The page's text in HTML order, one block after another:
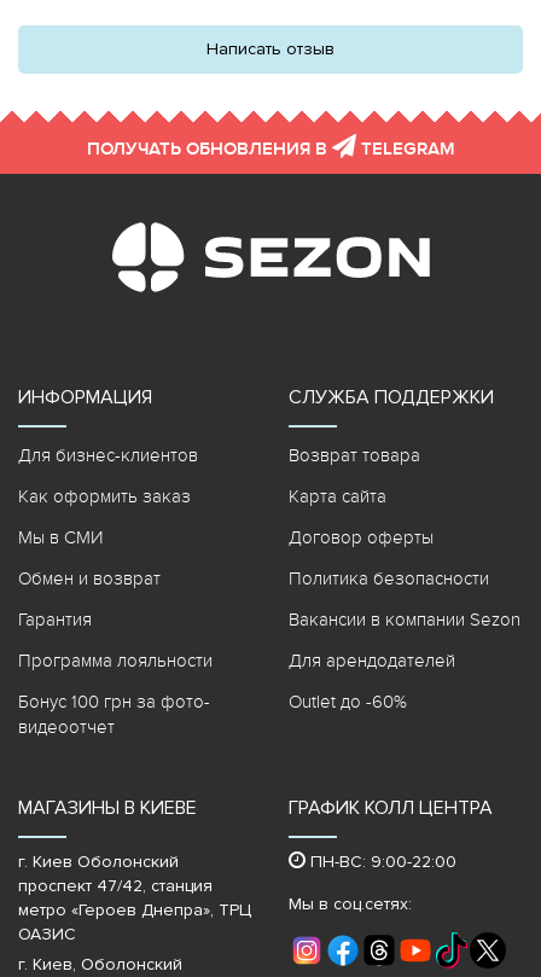
Написать отзыв
ПОЛУЧАТЬ ОБНОВЛЕНИЯ В TELEGRAM
ИНФОРМАЦИЯ
Для бизнес-клиентов
Как оформить заказ
Мы в СМИ
Обмен и возврат
Гарантия
Программа лояльности
Бонус 100 грн за фото-
видеоотчет
СЛУЖБА ПОДДЕРЖКИ
Возврат товара
Карта сайта
Договор оферты
Политика безопасности
Вакансии в компании Sezon
Для арендодателей
Outlet до -60%
МАГАЗИНЫ В КИЕВЕ
г. Киев Оболонский
проспект 47/42, станция
метро «Героев Днепра»‎, ТРЦ
ОАЗИС
г. Киев, Оболонский
ГРАФИК КОЛЛ ЦЕНТРА
ПН-ВС: 9:00-22:00
Мы в соц.сетях: